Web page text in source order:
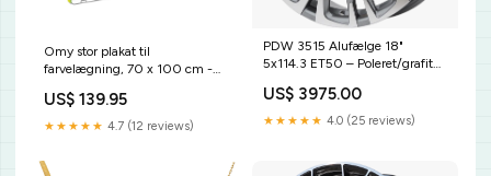
Omy stor plakat til
farvelægning, 70 x 100 cm -
US$ 139.95
★★★★★ 4.7 (12 reviews)
PDW 3515 Alufælge 18"
5x114.3 ET50 – Poleret/grafit
US$ 3975.00
★★★★★ 4.0 (25 reviews)